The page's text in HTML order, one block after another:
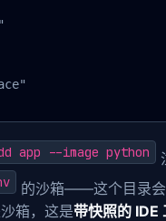
app --image python
的沙箱——这个目录
箱，这是带快照的 IDE